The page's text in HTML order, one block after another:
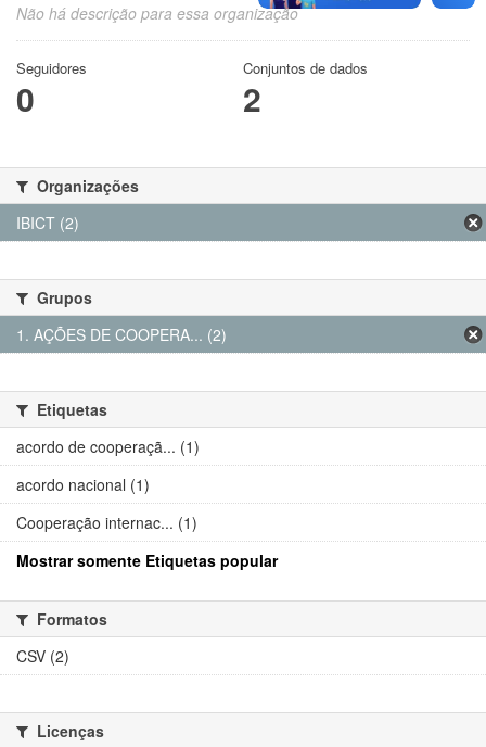
Não há descrição para essa organização
Seguidores
0
Conjuntos de dados
2
Organizações
IBICT (2)
Grupos
1. AÇÕES DE COOPERA... (2)
Etiquetas
acordo de cooperaçã... (1)
acordo nacional (1)
Cooperação internac... (1)
Mostrar somente Etiquetas popular
Formatos
CSV (2)
Licenças